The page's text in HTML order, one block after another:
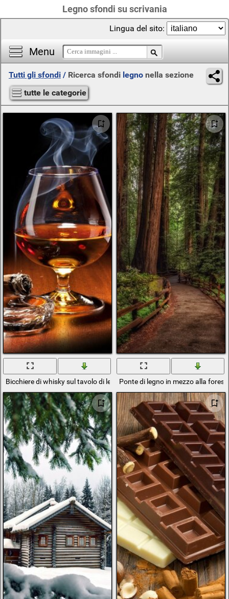
Legno sfondi su scrivania
Menu
Lingua del sito:
Tutti gli sfondi / Ricerca sfondi legno nella sezione
tutte le categorie
Bicchiere di whisky sul tavolo di legnoPonte di legno in mezzo alla